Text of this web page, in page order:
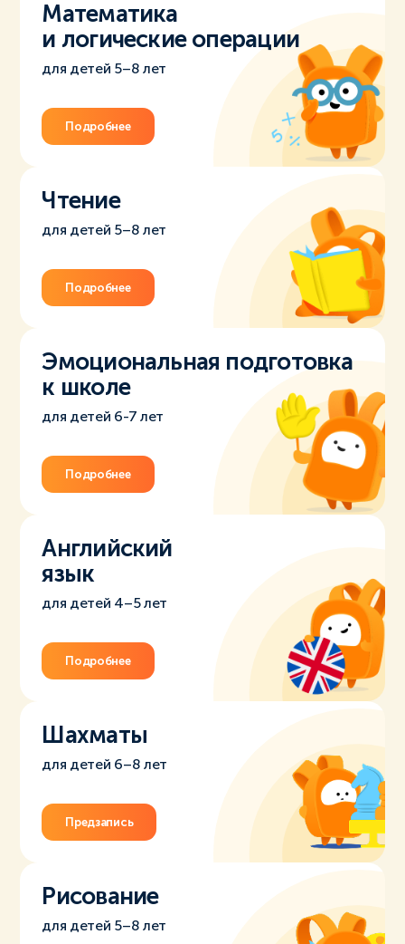
Математика
и логические операции
для детей 5–8 лет
Подробнее
Чтение
для детей 5–8 лет
Подробнее
Эмоциональная подготовка
к школе
для детей 6-7 лет
Подробнее
Английский
язык
для детей 4–5 лет
Подробнее
Шахматы
для детей 6–8 лет
Предзапись
Рисование
для детей 5–8 лет